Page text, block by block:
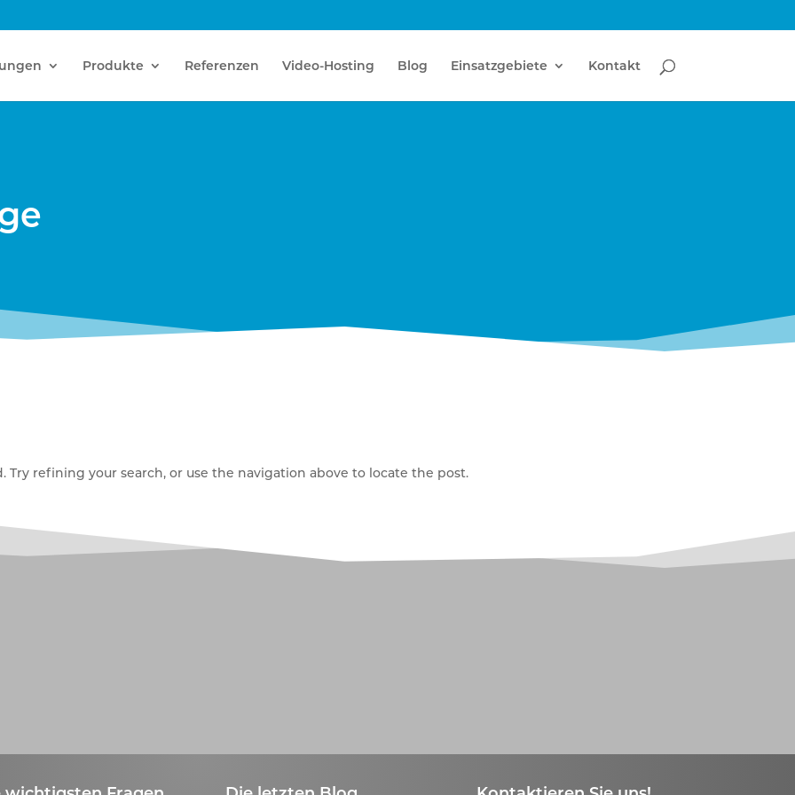
Produkte Referenzen Video-Hosting Blog Einsatzgebiete Kontakt
refining your search, or use the navigation above to locate the post.